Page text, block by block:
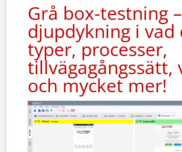
Grå box-testning –
djupdykning i vad
typer, processer,
tillvägagångssätt,
och mycket mer!